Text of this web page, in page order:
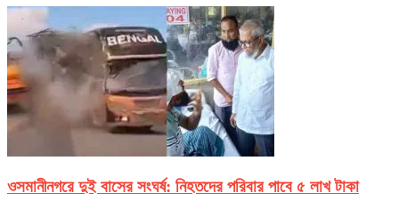
ওসমানীনগরে দুই বাসের সংঘর্ষ: নিহতদের পরিবার পাবে ৫ লাখ টাকা